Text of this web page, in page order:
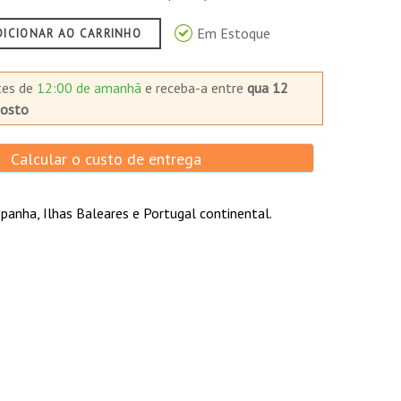
AO CARRINHO Em Estoque
de 12:00 de amanhã e receba-a entre qua 12
Calcular o custo de entrega
Ilhas Baleares e Portugal continental.